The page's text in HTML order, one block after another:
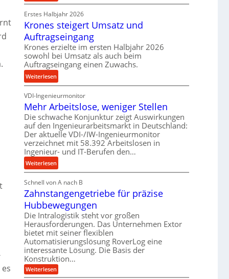
e
s
s
t
r
i
e
b
u
n
d
H
y
d
r
a
u
l
i
k
i
m
V
e
r
g
l
e
i
c
h
P
r
ä
i
s
e
u
n
a
n
g
l
e
b
i
g
K
u
g
e
l
g
e
w
i
Erstes Halbjahr 2026
Krones steigert Umsatz und
Auftragseingang
Krones erzielte im ersten Halbjahr 2026
sowohl bei Umsatz als auch beim
Auftragseingang einen Zuwachs.
Weiterlesen:
K
r
o
n
e
s
s
t
e
i
g
e
m
s
a
t
z
VDI-Ingenieurmonitor
Mehr Arbeitslose, weniger Stellen
Die schwache Konjunktur zeigt Auswirkungen
auf den Ingenieurarbeitsmarkt in Deutschland:
Der aktuelle VDI-/IW-Ingenieurmonitor
verzeichnet mit 58.392 Arbeitslosen in
Ingenieur- und IT-Berufen den…
Weiterlesen:
M
e
h
A
r
b
e
i
t
s
Schnell von A nach B
Zahnstangengetriebe für präzise
Hubbewegungen
Die Intralogistik steht vor großen
Herausforderungen. Das Unternehmen Extor
bietet mit seiner flexiblen
Automatisierungslösung RoverLog eine
interessante Lösung. Die Basis der
Konstruktion…
Weiterlesen:
Z